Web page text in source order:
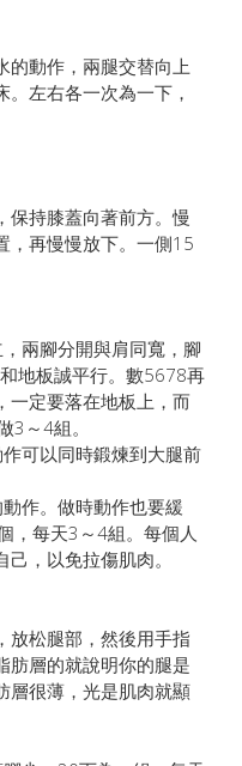
的動作，兩腿交替向上
左右各一次為一下，
保持膝蓋向著前方。慢
，再慢慢放下。一側15
兩腳分開與肩同寬，腳
地板誠平行。數5678再
一定要落在地板上，而
3～4組。
可以同時鍛煉到大腿前
作。做時動作也要緩
，每天3～4組。每個人
，以免拉傷肌肉。
放松腿部，然後用手指
肪層的就說明你的腿是
層很薄，光是肌肉就顯